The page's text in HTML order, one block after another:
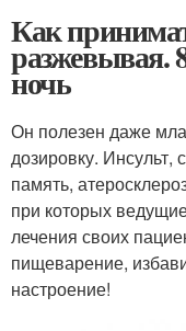
Как
разжевывая.
ночь
Он полезен даже
дозировку. Инсульт,
память,
при которых
лечения своих
пищеварение,
настроение!